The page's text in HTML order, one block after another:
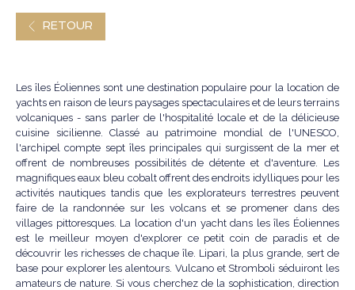
RETOUR
Les îles Éoliennes sont une destination populaire pour la location de
yachts en raison de leurs paysages spectaculaires et de leurs terrains
volcaniques - sans parler de l'hospitalité locale et de la délicieuse
cuisine sicilienne. Classé au patrimoine mondial de l'UNESCO,
l'archipel compte sept îles principales qui surgissent de la mer et
offrent de nombreuses possibilités de détente et d'aventure. Les
magnifiques eaux bleu cobalt offrent des endroits idylliques pour les
activités nautiques tandis que les explorateurs terrestres peuvent
faire de la randonnée sur les volcans et se promener dans des
villages pittoresques. La location d'un yacht dans les îles Éoliennes
est le meilleur moyen d'explorer ce petit coin de paradis et de
découvrir les richesses de chaque île. Lipari, la plus grande, sert de
base pour explorer les alentours. Vulcano et Stromboli séduiront les
amateurs de nature. Si vous cherchez de la sophistication, direction